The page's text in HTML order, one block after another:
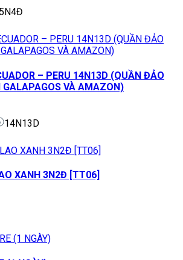
5N4Đ
– PERU 14N13D (QUẦN ĐẢO
GALAPAGOS VÀ AMAZON)
14N13D
XANH 3N2Đ [TT06]